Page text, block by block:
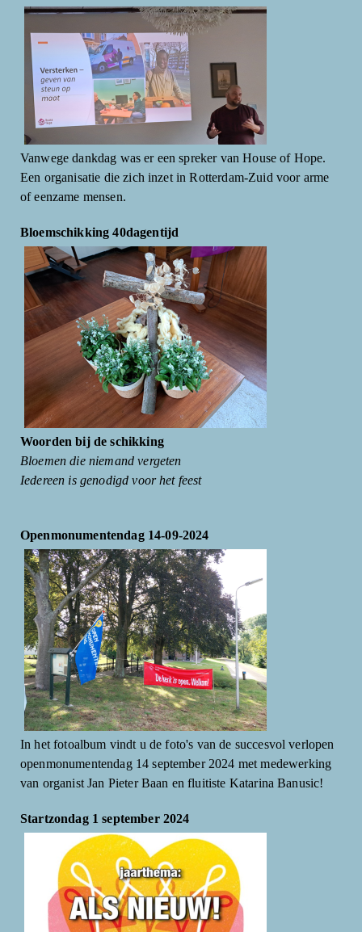
Vanwege dankdag was er een spreker van House of Hope.
Een organisatie die zich inzet in Rotterdam-Zuid voor arme
of eenzame mensen.
Bloemschikking 40dagentijd
Woorden bij de schikking
Bloemen die niemand vergeten
Iedereen is genodigd voor het feest
Openmonumentendag 14-09-2024
In het fotoalbum vindt u de foto's van de succesvol verlopen
openmonumentendag 14 september 2024 met medewerking
van organist Jan Pieter Baan en fluitiste Katarina Banusic!
Startzondag 1 september 2024